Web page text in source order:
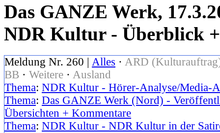
Das GANZE Werk,
NDR Kultur - Überblick
Meldung Nr. 260 | Alles · ARD
BB · Weitere · Ausland
Thema: NDR Kultur - Hörer-Analyse/Media-
Thema: Das GANZE Werk (Nord) -
Übersichten + Kommentare
Thema: NDR Kultur - NDR Kultur in der